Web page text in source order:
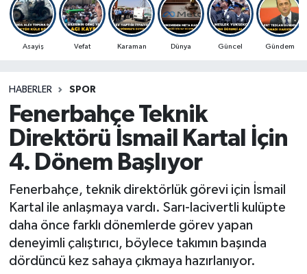
Asayiş Vefat Karaman Dünya Güncel Gündem
HABERLER SPOR
Fenerbahçe Teknik
Direktörü İsmail Kartal İçin
4. Dönem Başlıyor
Fenerbahçe, teknik direktörlük görevi için İsmail
Kartal ile anlaşmaya vardı. Sarı-lacivertli kulüpte
daha önce farklı dönemlerde görev yapan
deneyimli çalıştırıcı, böylece takımın başında
dördüncü kez sahaya çıkmaya hazırlanıyor.
Spor Haberleri
Ulusal Haberler
Vefat Edenler